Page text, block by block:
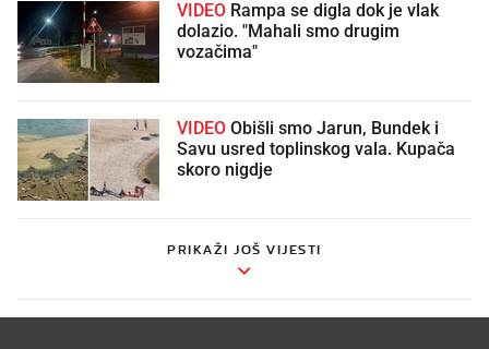
VIDEO
dolazio. "Mahali smo drugim
vozačima"
VIDEO
Savu usred toplinskog vala. Kupača
skoro nigdje
PRIKAŽI JOŠ VIJESTI